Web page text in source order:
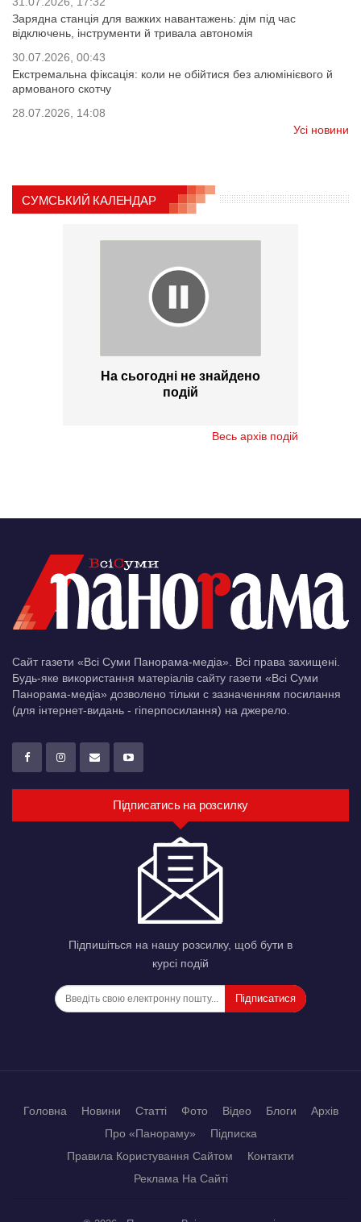
Зарядна станція для важких навантажень: дім під час
відключень, інструменти й тривала автономія
30.07.2026, 00:43
Екстремальна фіксація: коли не обійтися без алюмінієвого й
армованого скотчу
28.07.2026, 14:08
Усі новини
СУМСЬКИЙ КАЛЕНДАР
На сьогодні не знайдено
подій
Весь архів подій
Сайт газети «Всі Суми Панорама-медіа». Всі права захищені.
Будь-яке використання матеріалів сайту газети «Всі Суми
Панорама-медіа» дозволено тільки c зазначенням посилання
(для інтернет-видань - гіперпосилання) на джерело.
Підписатись на розсилку
Підпишіться на нашу розсилку, щоб бути в
курсі подій
Підписатися
Головна Новини Статті Фото Відео Блоги
Архів
Про «Панораму»
Підписка
Правила Користування Сайтом
Контакти
Реклама На Сайті